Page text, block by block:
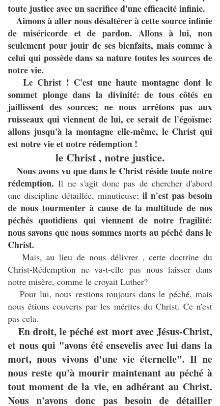
toute justice avec un sacrifice d'une efficacité infinie.
Aimons à aller nous désaltérer à cette source infinie
de miséricorde et de pardon. Allons à lui, non
seulement pour jouir de ses bienfaits, mais comme à
celui qui possède dans sa nature toutes les sources de
notre vie.
Le Christ ! C'est une haute montagne dont le
sommet plonge dans la divinité: de tous côtés en
jaillissent des sources; ne nous arrêtons pas aux
ruisseaux qui viennent de lui, ce serait de l'égoïsme:
allons jusqu'à la montagne elle-même, le Christ qui
est notre vie et notre rédemption !
le Christ , notre justice.
Nous avons vu que dans le Christ réside toute notre
rédemption. Il ne s'agit donc pas de chercher d'abord
une discipline détaillée, minutieuse; il n'est pas besoin
de nous tourmenter à cause de la multitude de nos
péchés quotidiens qui viennent de notre fragilité:
nous savons que nous sommes morts au péché dans le
Christ.
Mais, au lieu de nous délivrer , cette doctrine du
Christ-Rédemption ne va-t-elle pas nous laisser dans
notre misère, comme le croyait Luther?
Pour lui, nous restions toujours dans le péché, mais
nous êtions couverts par les mérites du Christ. Ce n'est
pas cela.
En droit, le péché est mort avec Jésus-Christ,
et nous qui "avons été ensevelis avec lui dans la
mort, nous vivons d'une vie éternelle". Il ne
nous reste qu'à mourir maintenant au péché à
tout moment de la vie, en adhérant au Christ.
Nous n'avons donc pas besoin de détailler